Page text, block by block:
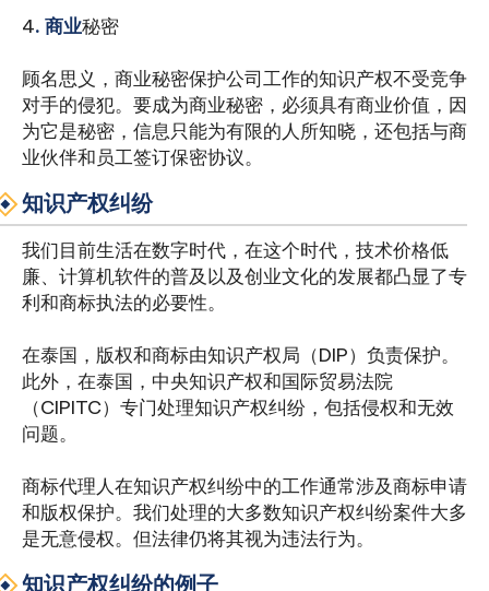
4. 商业秘密
顾名思义，商业秘密保护公司工作的知识产权不受竞争
对手的侵犯。要成为商业秘密，必须具有商业价值，因
为它是秘密，信息只能为有限的人所知晓，还包括与商
业伙伴和员工签订保密协议。
知识产权纠纷
我们目前生活在数字时代，在这个时代，技术价格低
廉、计算机软件的普及以及创业文化的发展都凸显了专
利和商标执法的必要性。
在泰国，版权和商标由知识产权局（DIP）负责保护。
此外，在泰国，中央知识产权和国际贸易法院
（CIPITC）专门处理知识产权纠纷，包括侵权和无效
问题。
商标代理人在知识产权纠纷中的工作通常涉及商标申请
和版权保护。我们处理的大多数知识产权纠纷案件大多
是无意侵权。但法律仍将其视为违法行为。
知识产权纠纷的例子